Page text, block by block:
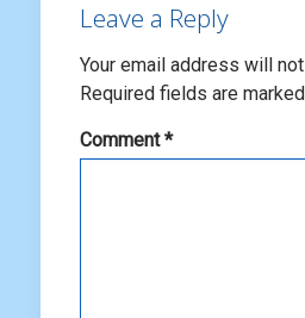
Leave a Reply
Your email address will
Required fields are marked
Comment*